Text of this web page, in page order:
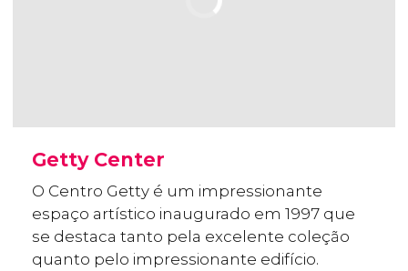
Getty Center
O Centro Getty é um impressionante
espaço artístico inaugurado em 1997 que
se destaca tanto pela excelente coleção
quanto pelo impressionante edifício.